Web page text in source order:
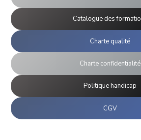
Catalogue des
Charte qualité
Charte confidentialité
Politique handicap
CGV